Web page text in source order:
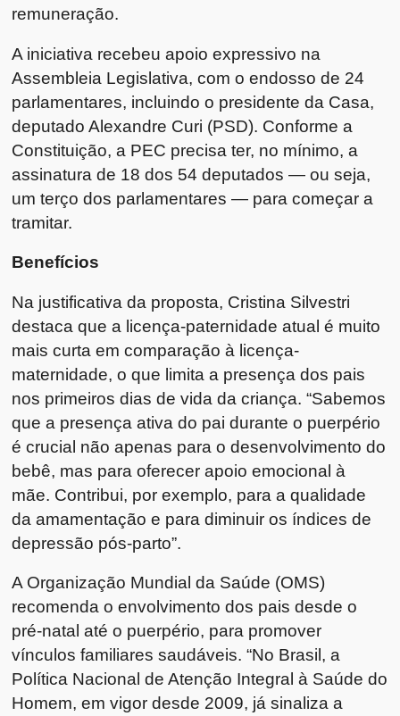
remuneração.
A iniciativa recebeu apoio expressivo na
Assembleia Legislativa, com o endosso de 24
parlamentares, incluindo o presidente da Casa,
deputado Alexandre Curi (PSD). Conforme a
Constituição, a PEC precisa ter, no mínimo, a
assinatura de 18 dos 54 deputados — ou seja,
um terço dos parlamentares — para começar a
tramitar.
Benefícios
Na justificativa da proposta, Cristina Silvestri
destaca que a licença-paternidade atual é muito
mais curta em comparação à licença-
maternidade, o que limita a presença dos pais
nos primeiros dias de vida da criança. “Sabemos
que a presença ativa do pai durante o puerpério
é crucial não apenas para o desenvolvimento do
bebê, mas para oferecer apoio emocional à
mãe. Contribui, por exemplo, para a qualidade
da amamentação e para diminuir os índices de
depressão pós-parto”.
A Organização Mundial da Saúde (OMS)
recomenda o envolvimento dos pais desde o
pré-natal até o puerpério, para promover
vínculos familiares saudáveis. “No Brasil, a
Política Nacional de Atenção Integral à Saúde do
Homem, em vigor desde 2009, já sinaliza a